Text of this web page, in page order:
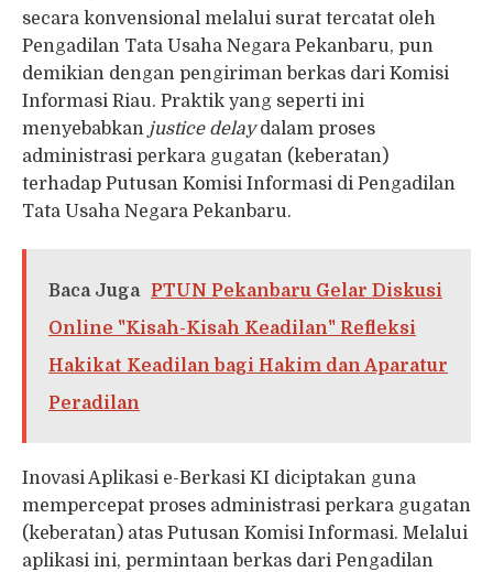
secara konvensional melalui surat tercatat oleh
Pengadilan Tata Usaha Negara Pekanbaru, pun
demikian dengan pengiriman berkas dari Komisi
Informasi Riau. Praktik yang seperti ini
menyebabkan justice delaydalam proses
administrasi perkara gugatan (keberatan)
terhadap Putusan Komisi Informasi di Pengadilan
Tata Usaha Negara Pekanbaru.
Baca Juga
PTUN Pekanbaru Gelar Diskusi
Online "Kisah-Kisah Keadilan" Refleksi
Hakikat Keadilan bagi Hakim dan Aparatur
Peradilan
Inovasi Aplikasi e-Berkasi KI diciptakan guna
mempercepat proses administrasi perkara gugatan
(keberatan) atas Putusan Komisi Informasi. Melalui
aplikasi ini, permintaan berkas dari Pengadilan